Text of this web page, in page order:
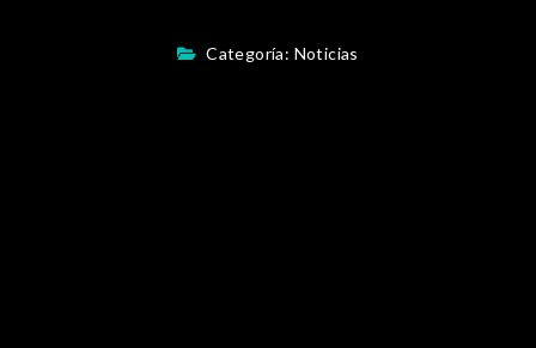
Categoría: Noticias